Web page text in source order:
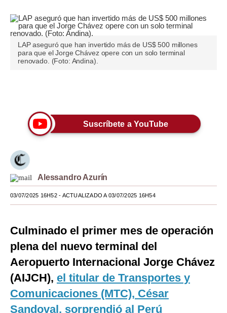
Blogs
Lujo
Estilos
EEUU
México
Tecnología
Club del Suscriptor
Mix
G de Gestión
LAP aseguró que han invertido más de US$ 500 millones
para que el Jorge Chávez opere con un solo terminal
renovado. (Foto: Andina).
Suscríbete a YouTube
Alessandro Azurín
03/07/2025 16H52- ACTUALIZADO A 03/07/2025 16H54
Culminado el primer mes de operación
plena del nuevo terminal del
Aeropuerto Internacional Jorge Chávez
(AIJCH), el titular de Transportes y
Comunicaciones (MTC), César
Sandoval, sorprendió al Perú